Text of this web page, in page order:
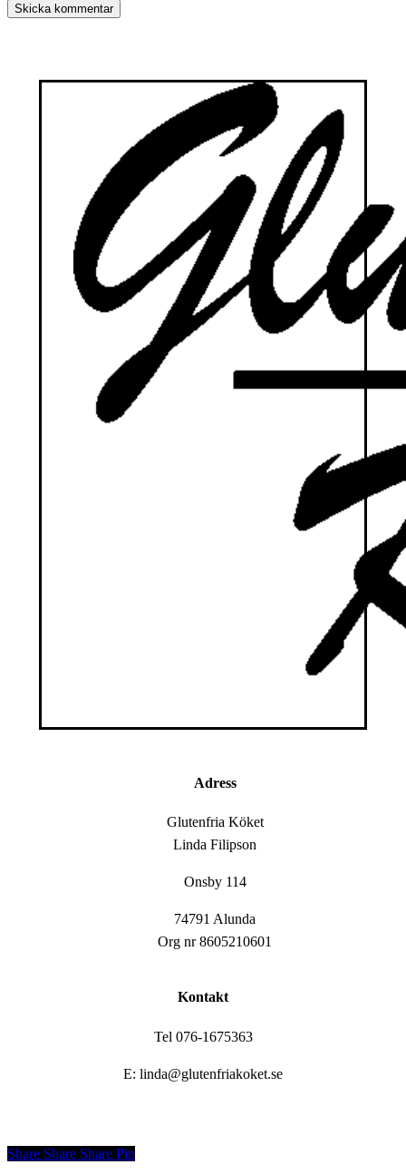
Adress
Glutenfria Köket
Linda Filipson
Onsby 114
74791 Alunda
Org nr 8605210601
Kontakt
Tel 076-1675363
E: linda@glutenfriakoket.se
Share
Share Share Share Pin